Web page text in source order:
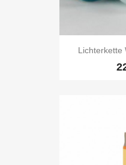
Lichterkette